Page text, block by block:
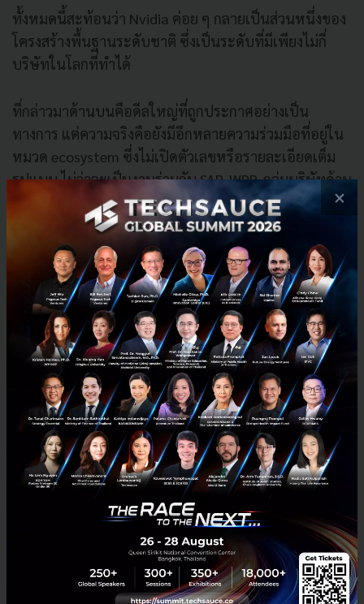
ทั้งหมดนี้สะท้อนว่า Nvidia ค่อย ๆ กลายเป็นส่วนหนึ่งของ
โครงสร้างพื้นฐานระดับชาติ ซึ่งเป็นระดับที่มีเพียงไม่กี่
บริษัทในโลกที่ทำได้
ที่กล่าวมาด้านบนคือดีลใหญ่ที่ถูกประกาศอย่างเป็น
ทางการ แต่ความจริงคือยังมีอีกหลายความร่วมมือที่อยู่ใน
หมวด ecosystem ซึ่งไม่เปิดตัวเลขหรือรายละเอียดเต็ม
รูปแบบ ไม่ว่าจะเป็นงานร่วมกับ SAP, WPP, กลุ่มบริษัทด้าน
การแพทย์ ไบโอเทค หรือโครงการที่ทำร่วมกับ Palantir
และผู้ให้บริการพลังงานในการเร่งสร้าง data center
รวมถึงการลงทุนเชิงกลยุทธ์ในสตาร์ทอัพด้านเสียง–
มัลติมีเดียอย่าง ElevenLabs และโปรเจ็กต์ที่เกี่ยวข้องกับ
การทดลอง AI ในอุตสาหกรรมต่าง ๆ อีกหลาย 10 เคส
ทั้งหมดนี้คือชิ้นส่วนที่ต่อกันอยู่ใต้ผิวน้ำ ซึ่งช่วยขยับเข็ม
นาฬิกาการครอบครอง ecosystem ของ Nvidia ให้เร็วกว่า
เดิมมาก
แต่จักรวรรดิยังไม่สมบูรณ์ แล้ว NVIDIA ยังขาดอะไรใน
มือ ?
×